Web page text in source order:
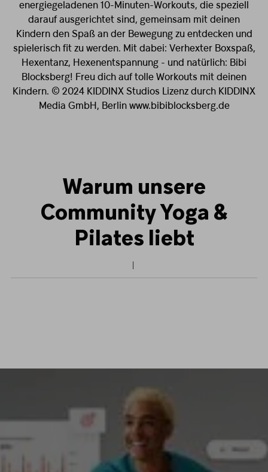
energiegeladenen 10-Minuten-Workouts, die speziell
darauf ausgerichtet sind, gemeinsam mit deinen
Kindern den Spaß an der Bewegung zu entdecken und
spielerisch fit zu werden. Mit dabei: Verhexter Boxspaß,
Hexentanz, Hexenentspannung - und natürlich: Bibi
Blocksberg! Freu dich auf tolle Workouts mit deinen
Kindern. © 2024 KIDDINX Studios Lizenz durch KIDDINX
Media GmbH, Berlin www.bibiblocksberg.de
Warum unsere
Community Yoga &
Pilates liebt